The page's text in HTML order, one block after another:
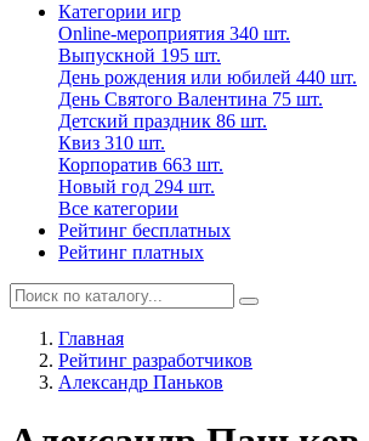
Категории игр
Online-мероприятия 340 шт.
Выпускной 195 шт.
День рождения или юбилей 440 шт.
День Святого Валентина 75 шт.
Детский праздник 86 шт.
Квиз 310 шт.
Корпоратив 663 шт.
Новый год 294 шт.
Все категории
Рейтинг бесплатных
Рейтинг платных
Главная
Рейтинг разработчиков
Александр Паньков